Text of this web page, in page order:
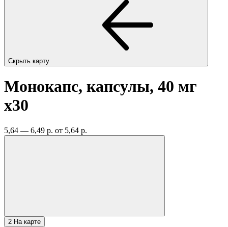
Скрыть карту
Монокапс, капсулы, 40 мг
x30
5,64 — 6,49 р. от 5,64 р.
2 На карте